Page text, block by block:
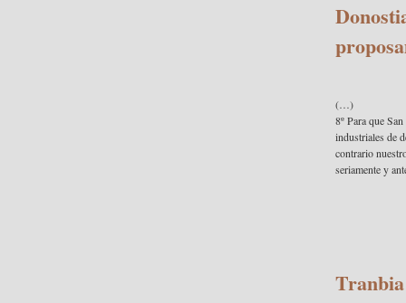
(…)
8º Para que
industriales de
contrario
seriamente y